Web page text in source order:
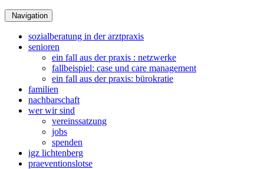
Navigation
sozialberatung in der arztpraxis
senioren
ein fall aus der praxis : netzwerke
fallbeispiel: case und care management
ein fall aus der praxis: bürokratie
familien
nachbarschaft
wer wir sind
vereinssatzung
jobs
spenden
igz lichtenberg
praeventionslotse